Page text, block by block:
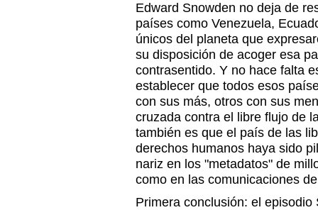
Edward Snowden no deja de
países como Venezuela,
únicos del planeta que
su disposición de acoger esa
contrasentido. Y no hace falta
establecer que todos esos
con sus más, otros con sus
cruzada contra el libre flujo de
también es que el país de las
derechos humanos haya sido
nariz en los "metadatos" de
como en las comunicaciones
Primera conclusión: el